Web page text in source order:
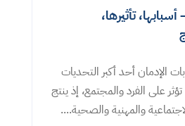
تأثيرها،
الإدمان أحد أكبر التحديات
على الفرد والمجتمع، إذ ينتج
والمهنية والصحية....